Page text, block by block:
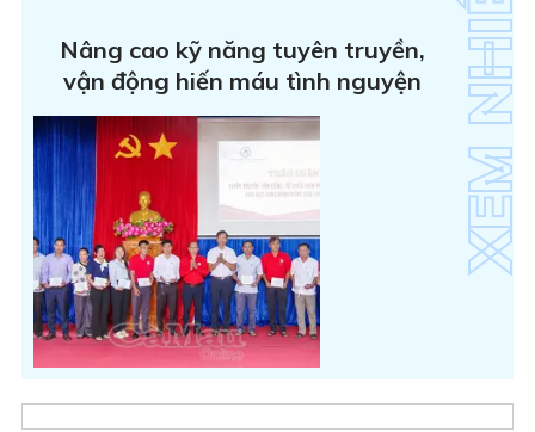
Nâng cao kỹ năng tuyên truyền,
vận động hiến máu tình nguyện